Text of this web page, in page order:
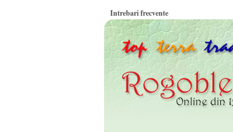
Intrebari frecvente